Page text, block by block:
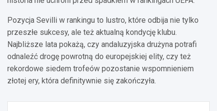
Pozycja Sevilli w rankingu to lustro, które odbija nie tylko
przeszłe sukcesy, ale też aktualną kondycję klubu.
Najbliższe lata pokażą, czy andaluzyjska drużyna potrafi
odnaleźć drogę powrotną do europejskiej elity, czy też
rekordowe siedem trofeów pozostanie wspomnieniem
złotej ery, która definitywnie się zakończyła.